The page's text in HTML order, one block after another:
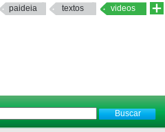
paideia textos videos